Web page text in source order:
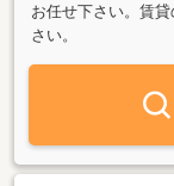
お任せ下さい。賃
さい。